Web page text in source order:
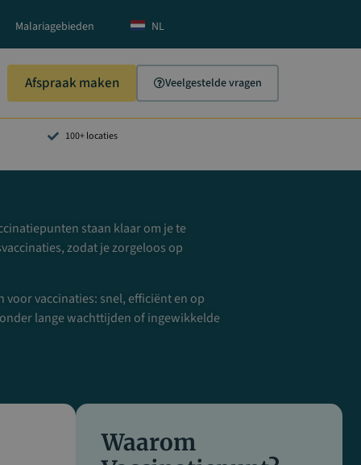
Malariagebieden NL
Afspraak maken Veelgestelde vragen
100+ locaties
staan klaar om je te
zodat je zorgeloos op
voor vaccinaties: snel, efficiënt en op
lange wachttijden of ingewikkelde
Waarom